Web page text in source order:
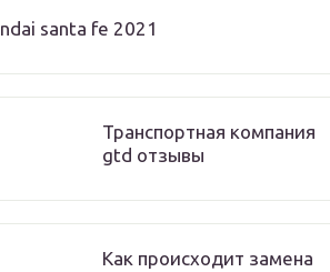
santa fe 2021
Транспортная компания
gtd отзывы
Как происходит замена